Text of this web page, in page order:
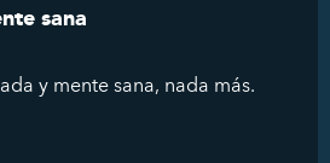
sana
y mente sana, nada más.